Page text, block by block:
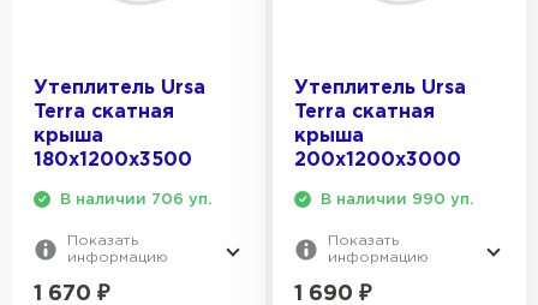
Утеплитель Ursa
Terra скатная
крыша
180х1200х3500
В наличии 706 уп.
Показать
информацию
1 670 ₽
Утеплитель Ursa
Terra скатная
крыша
200х1200х3000
В наличии 990 уп.
Показать
информацию
1 690 ₽